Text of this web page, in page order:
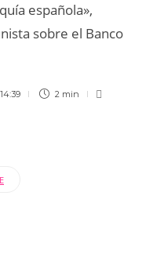
española»,
sobre el Banco
2 min